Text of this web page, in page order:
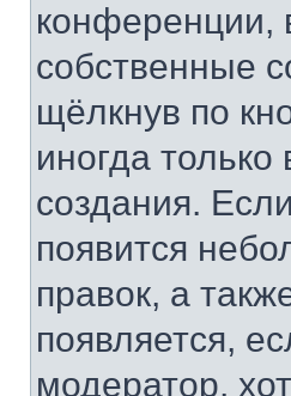
конференции,
собственные
щёлкнув по
иногда
создания.
появится
правок, а
появляется,
модератор,